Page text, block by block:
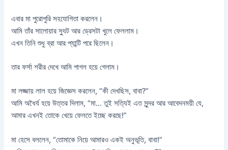
এবার মা পুরোপুরি সহযোগিতা করলেন।
আমি তাঁর সালোয়ার স্যুট আর ড্রেসটা খুলে ফেললাম।
এখন তিনি শুধু ব্রা আর প্যান্টি পরে ছিলেন।
তার ফর্সা শরীর দেখে আমি পাগল হয়ে গেলাম।
মা লজ্জায় লাল হয়ে জিজ্ঞেস করলেন, “কী দেখছিস, বাবা?”
আমি অধৈর্য হয়ে উত্তর দিলাম, “মা… তুই সত্যিই এত সুন্দর আর আবেদনময়ী যে,
আমার এখনই তোকে খেয়ে ফেলতে ইচ্ছে করছে!”
মা হেসে বললেন, “তোমাকে নিয়ে আমারও একই অনুভূতি, বাবা!”